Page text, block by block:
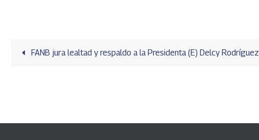
FANB jura lealtad y respaldo a la Presidenta (E) Delcy Rodríguez